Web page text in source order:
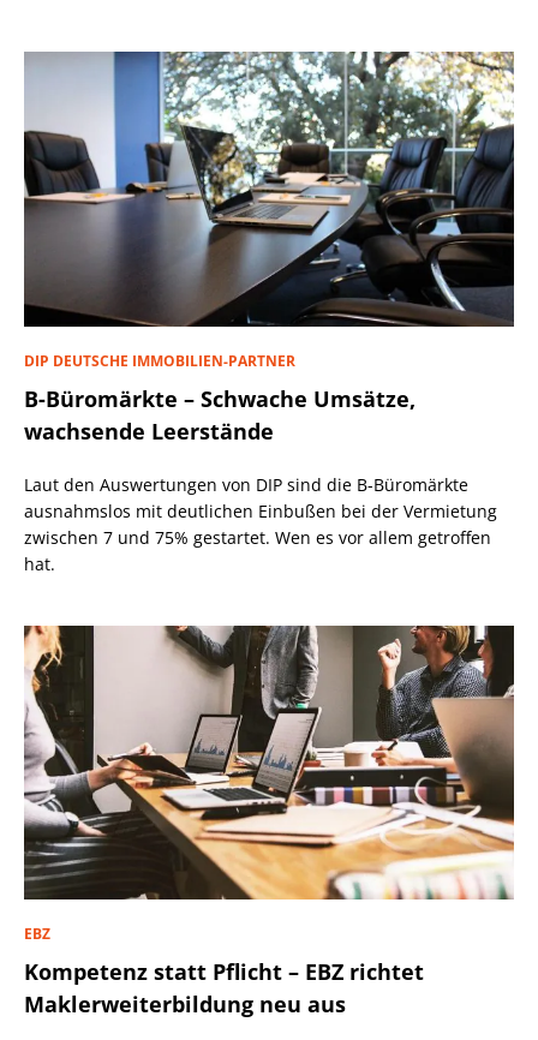
DIP DEUTSCHE IMMOBILIEN-PARTNER
B-Büromärkte – Schwache Umsätze,
wachsende Leerstände
Laut den Auswertungen von DIP sind die B-Büromärkte
ausnahmslos mit deutlichen Einbußen bei der Vermietung
zwischen 7 und 75% gestartet. Wen es vor allem getroffen
hat.
EBZ
Kompetenz statt Pflicht – EBZ richtet
Maklerweiterbildung neu aus